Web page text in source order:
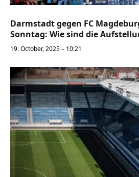
Darmstadt gegen FC
Sonntag: Wie sind die
19. October, 2025 – 10:21